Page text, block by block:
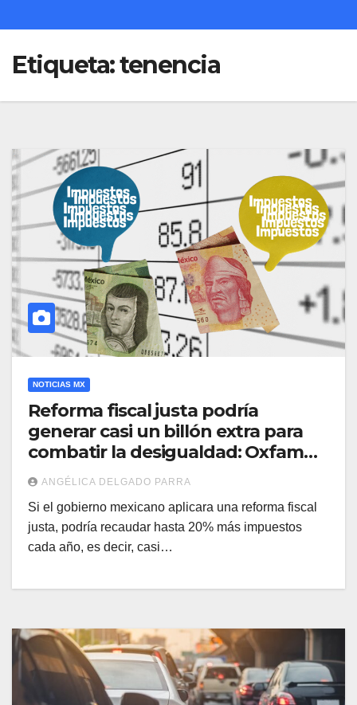
Etiqueta:tenencia
NOTICIAS MX
Reforma fiscal justa podría
generar casi un billón extra para
combatir la desigualdad: Oxfam
México
ANGÉLICA DELGADO PARRA
Si el gobierno mexicano aplicara una reforma fiscal
justa, podría recaudar hasta 20% más impuestos
cada año, es decir, casi…